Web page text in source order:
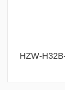
HZW-